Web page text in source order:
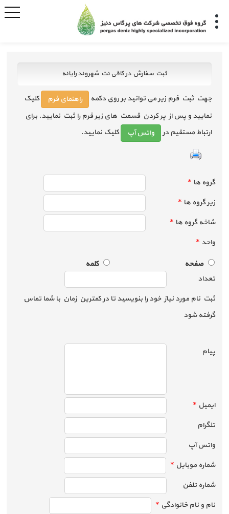
ثبت سفارش در کافی نت شهروند رایانه
جهت ثبت فرم زیر می توانید بر روی دکمه راهنمای فرم
کلیک
نمایید و پس از پر کردن قسمت های زیر فرم را ثبت نمایید. برای
ارتباط مستقیم در
واتس آپ کلیک نمایید.
گروه ها *
زیر گروه ها *
شاخه گروه ها *
واحد *
صفحه
کلمه
تعداد
ثبت نام مورد نیاز خود را بنویسید تا در کمترین زمان با شما تماس
گرفته شود
پیام
ایمیل *
تلگرام
واتس آپ
شماره موبایل *
شماره تلفن
نام و نام خانوادگی *